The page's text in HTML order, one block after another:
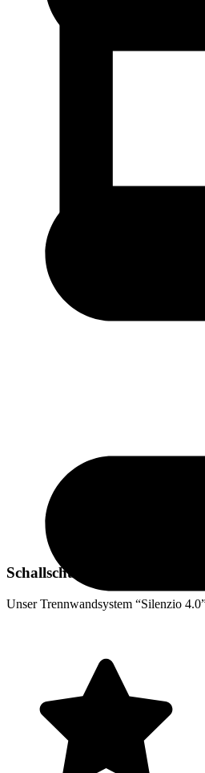
Schallschutz trifft Design
Unser Trennwandsystem “Silenzio